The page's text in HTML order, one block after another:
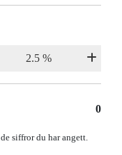
0
siffror du har angett.